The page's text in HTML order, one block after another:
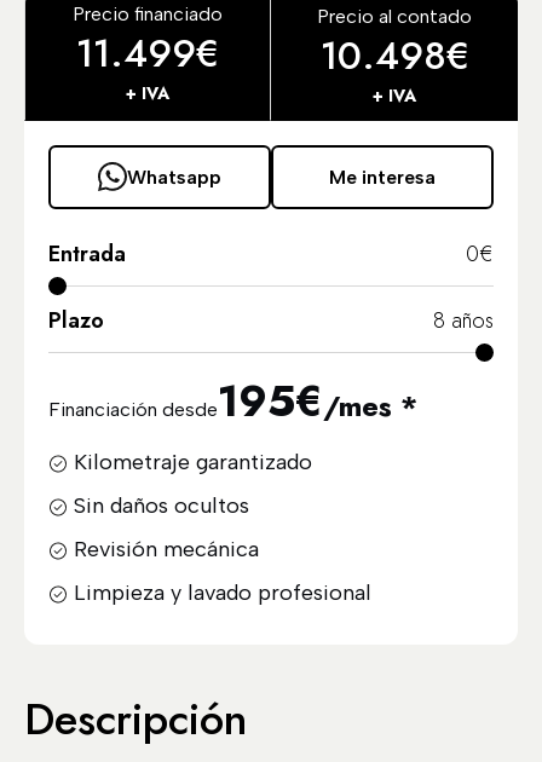
Precio financiado
11.499€
+ IVA
Precio al contado
10.498€
+ IVA
Whatsapp Me interesa
Entrada 0€
Plazo 8 años
Financiación desde195€/mes *
Kilometraje garantizado
Sin daños ocultos
Revisión mecánica
Limpieza y lavado profesional
Descripción